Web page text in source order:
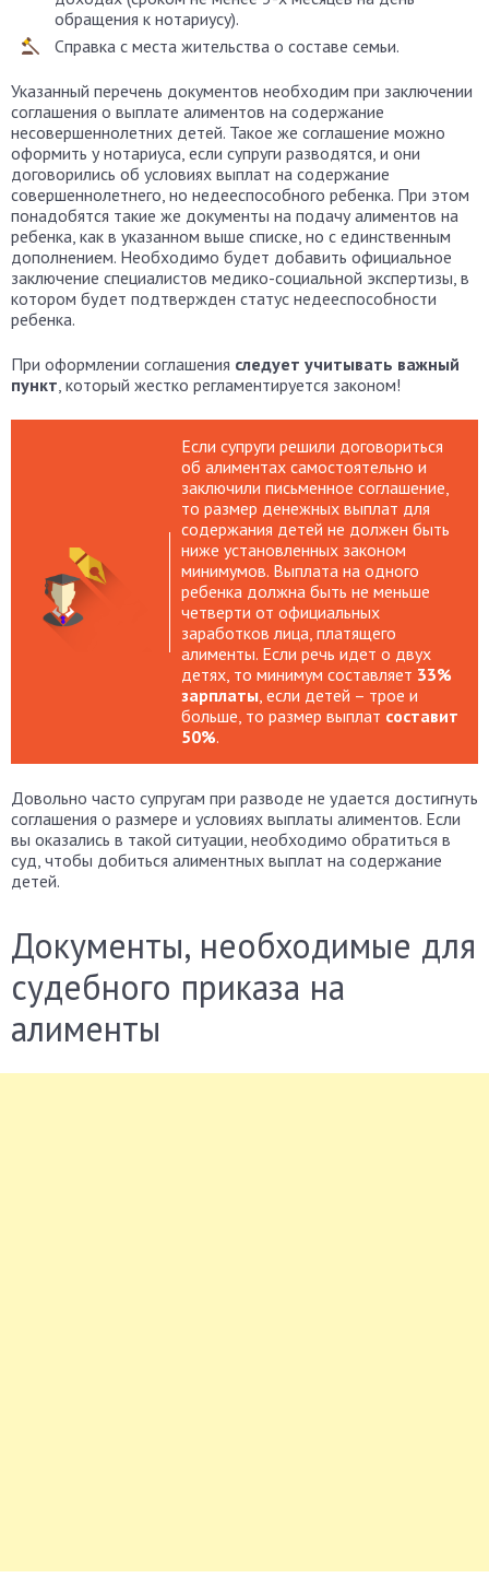
обращения к нотариусу).
Справка с места жительства о составе семьи.
Указанный перечень документов необходим при заключении
соглашения о выплате алиментов на содержание
несовершеннолетних детей. Такое же соглашение можно
оформить у нотариуса, если супруги разводятся, и они
договорились об условиях выплат на содержание
совершеннолетнего, но недееспособного ребенка. При этом
понадобятся такие же документы на подачу алиментов на
ребенка, как в указанном выше списке, но с единственным
дополнением. Необходимо будет добавить официальное
заключение специалистов медико-социальной экспертизы, в
котором будет подтвержден статус недееспособности
ребенка.
При оформлении соглашения следует учитывать важный
пункт, который жестко регламентируется законом!
Если супруги решили договориться
об алиментах самостоятельно и
заключили письменное соглашение,
то размер денежных выплат для
содержания детей не должен быть
ниже установленных законом
минимумов. Выплата на одного
ребенка должна быть не меньше
четверти от официальных
заработков лица, платящего
алименты. Если речь идет о двух
детях, то минимум составляет 33%
зарплаты, если детей – трое и
больше, то размер выплат составит
50%.
Довольно часто супругам при разводе не удается достигнуть
соглашения о размере и условиях выплаты алиментов. Если
вы оказались в такой ситуации, необходимо обратиться в
суд, чтобы добиться алиментных выплат на содержание
детей.
Документы, необходимые для
судебного приказа на
алименты